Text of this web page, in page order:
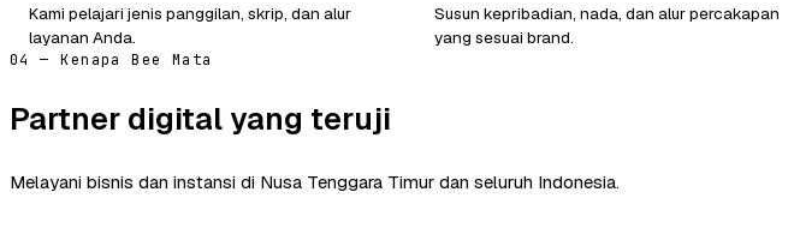
Kami pelajari jenis panggilan, skrip, dan alur
layanan Anda.
Susun kepribadian, nada, dan alur percakapan
yang sesuai brand.
04 — Kenapa Bee Mata
Partner digital yang teruji
Melayani bisnis dan instansi di Nusa Tenggara Timur dan seluruh Indonesia.